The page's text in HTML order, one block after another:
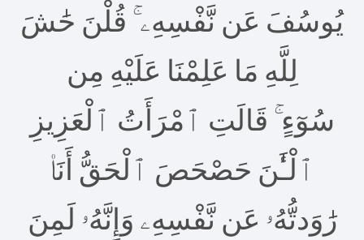
يُوسُفَ عَن نَّفْسِهِۦ ۚ قُلْنَ حَٰشَ
لِلَّهِ مَا عَلِمْنَا عَلَيْهِ مِن
سُوٓءٍ ۚ قَالَتِ ٱمْرَأَتُ ٱلْعَزِيزِ
ٱلْـَٰٔنَ حَصْحَصَ ٱلْحَقُّ أَنَا۠
رَٰوَدتُّهُۥ عَن نَّفْسِهِۦ وَإِنَّهُۥ لَمِنَ